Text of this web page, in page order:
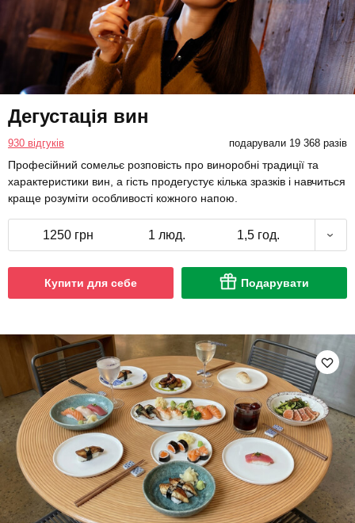
Дегустація вин
930 відгуків подарували 19 368 разів
Професійний сомельє розповість про виноробні традиції та
характеристики вин, а гість продегустує кілька зразків і навчиться
краще розуміти особливості кожного напою.
1250 грн 1 люд. 1,5 год.
Купити для себе Подарувати